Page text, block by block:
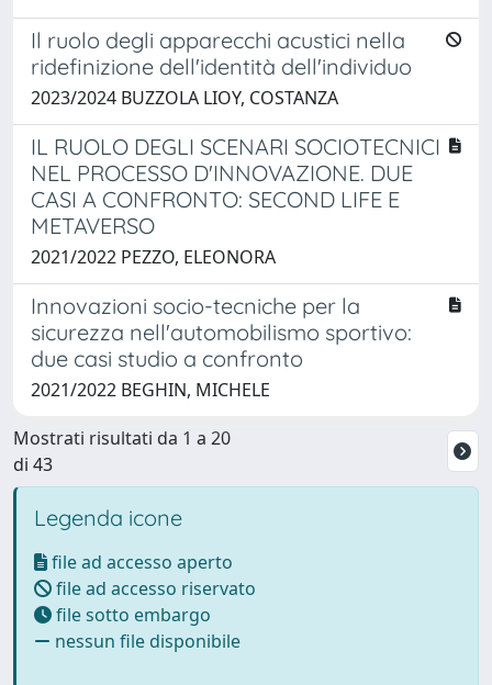
Il ruolo degli apparecchi acustici nella
ridefinizione dell'identità dell'individuo
2023/2024 BUZZOLA LIOY, COSTANZA
IL RUOLO DEGLI SCENARI SOCIOTECNICI
NEL PROCESSO D'INNOVAZIONE. DUE
CASI A CONFRONTO: SECOND LIFE E
METAVERSO
2021/2022 PEZZO, ELEONORA
Innovazioni socio-tecniche per la
sicurezza nell'automobilismo sportivo:
due casi studio a confronto
2021/2022 BEGHIN, MICHELE
Mostrati risultati da 1 a 20
di 43
Legenda icone
file ad accesso aperto
file ad accesso riservato
file sotto embargo
nessun file disponibile